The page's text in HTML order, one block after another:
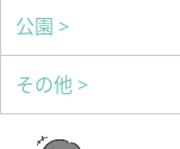
公園 >
その他 >